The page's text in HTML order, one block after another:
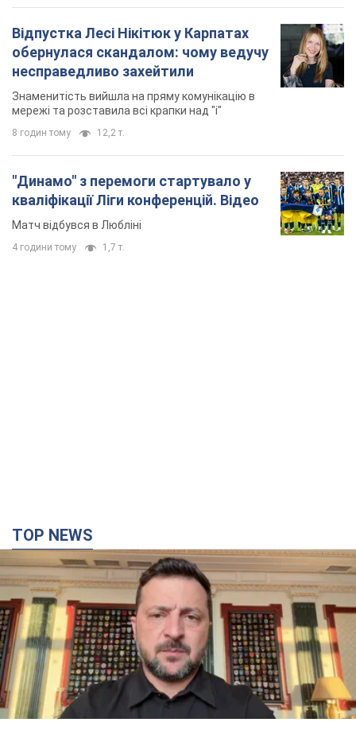
Відпустка Лесі Нікітюк у Карпатах
обернулася скандалом: чому ведучу
несправедливо захейтили
Знаменитість вийшла на пряму комунікацію в
мережі та розставила всі крапки над "і"
8 годин тому 12,2 т.
"Динамо" з перемоги стартувало у
кваліфікації Ліги конференцій. Відео
Матч відбувся в Любліні
4 години тому 1,7 т.
TOP NEWS